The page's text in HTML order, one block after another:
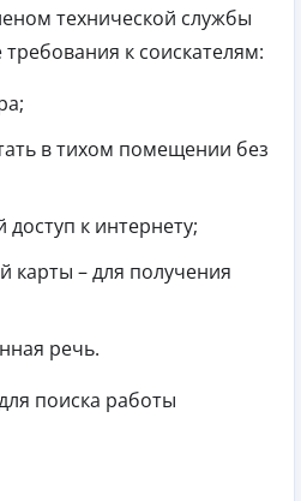
технической службы
к соискателям:
в тихом помещении без
к интернету;
карты – для получения
речь.
поиска работы